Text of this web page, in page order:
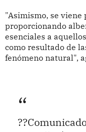
"Asimismo, se
proporcionando
esenciales a
como resultado de
fenómeno natural",